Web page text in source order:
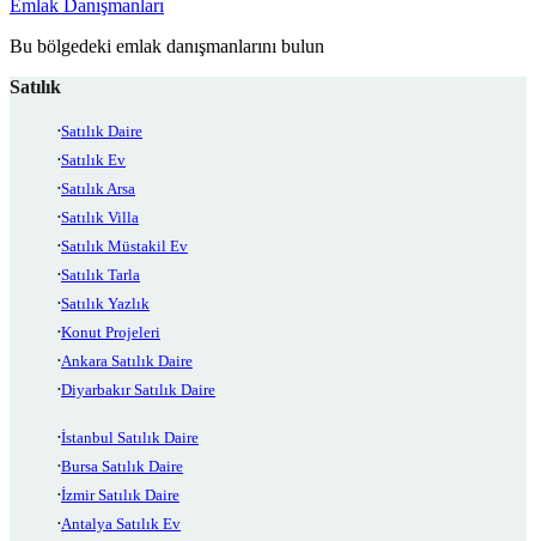
Emlak Danışmanları
Bu bölgedeki emlak danışmanlarını bulun
Satılık
Satılık Daire
Satılık Ev
Satılık Arsa
Satılık Villa
Satılık Müstakil Ev
Satılık Tarla
Satılık Yazlık
Konut Projeleri
Ankara Satılık Daire
Diyarbakır Satılık Daire
İstanbul Satılık Daire
Bursa Satılık Daire
İzmir Satılık Daire
Antalya Satılık Ev